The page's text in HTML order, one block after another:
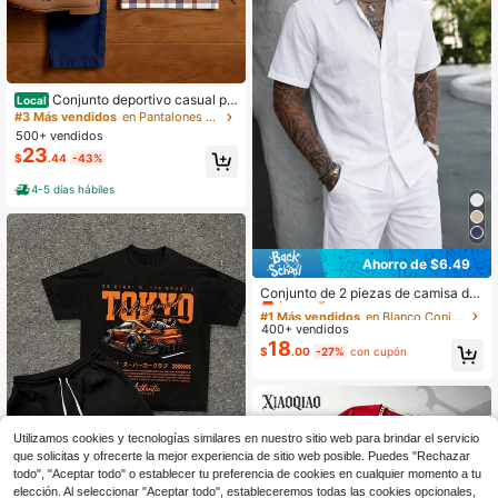
Local Conjunto deportivo casual pa
ra hombre de dos piezas con estam
pado 3D, adecuado para uso diario/
golf/desplazamientos de negocios
#3 Más vendidos
en Pantalones Conjuntos de polo para hombre
500+ vendidos
$23.44 -43%
4-5 días hábiles
Ahorro de $6.49
Conjunto de 2 piezas de camisa de
lino casual de manga corta con bot
ones y pantalones cortos para hom
bre, para verano, playa, uso diario c
asual y sorpresa de vacaciones
#1 Más vendidos
en Blanco Conjuntos de polo para hombre
¡Casi agotado!
#1 Más vendidos
¡Casi agotado!
#1 Más vendidos
¡Casi agotado!
#1 Más vendidos
en Blanco Conjuntos de polo para hombre
400+ vendidos
$18.00 -27% con cupón
Utilizamos cookies y tecnologías similares en nuestro sitio web para brindar el servicio
que solicitas y ofrecerte la mejor experiencia de sitio web posible. Puedes "Rechazar
todo", "Aceptar todo" o establecer tu preferencia de cookies en cualquier momento a tu
elección. Al seleccionar "Aceptar todo", estableceremos todas las cookies opcionales,